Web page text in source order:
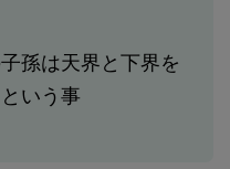
孫は天界と下界を
いう事